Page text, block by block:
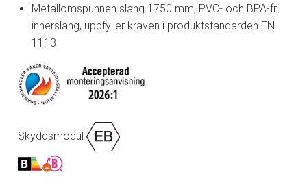
Metallomspunnen slang 1750 mm, PVC- och BPA-fri
innerslang, uppfyller kraven i produktstandarden EN
1113
Skyddsmodul